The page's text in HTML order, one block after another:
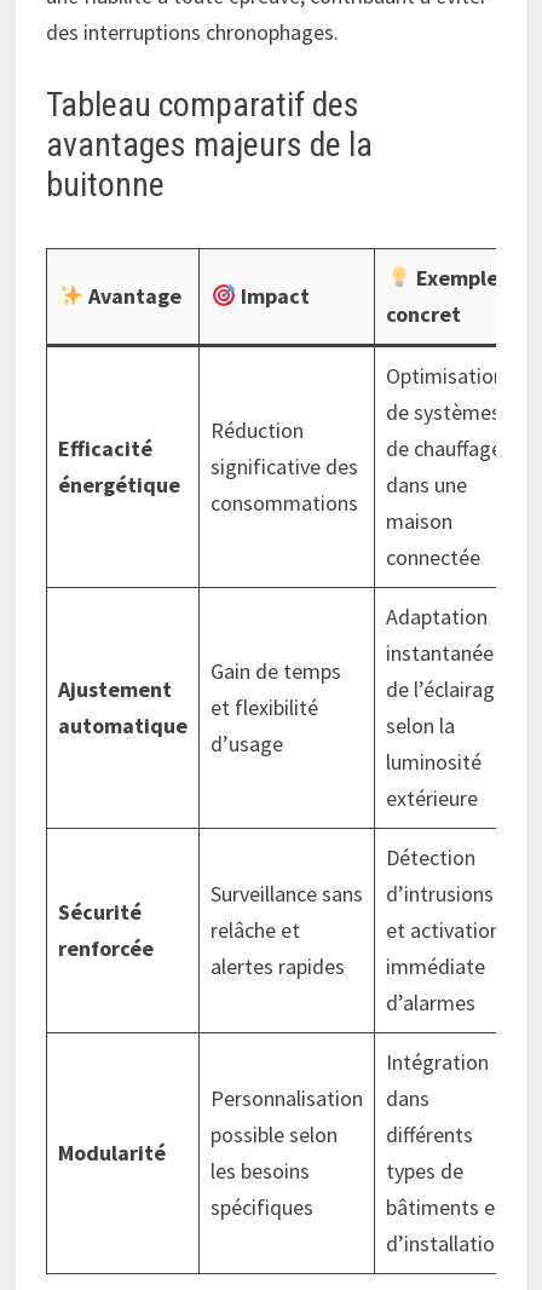
des interruptions chronophages.
Tableau comparatif des
avantages majeurs de la
buitonne
Avantage Impact
Exemple
concret
Efficacité
énergétique
Réduction
significative des
consommations
Optimisation
de systèmes
de chauffage
dans une
maison
connectée
Ajustement
automatique
Gain de temps
et flexibilité
d’usage
Adaptation
instantanée
de l’éclairage
selon la
luminosité
extérieure
Sécurité
renforcée
Surveillance sans
relâche et
alertes rapides
Détection
d’intrusions
et activation
immédiate
d’alarmes
Modularité
Personnalisation
possible selon
les besoins
spécifiques
Intégration
dans
différents
types de
bâtiments et
d’installations